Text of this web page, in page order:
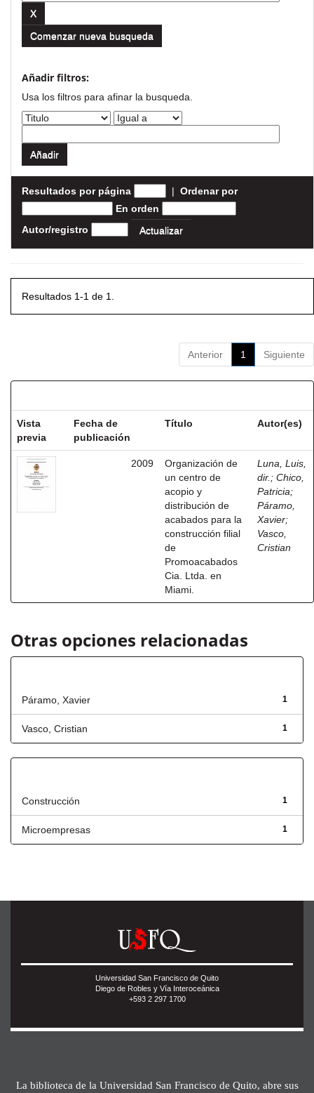
Comenzar nueva busqueda
Añadir filtros:
Usa los filtros para afinar la busqueda.
Resultados por página | Ordenar por
En orden
Autor/registro
Resultados 1-1 de 1.
Anterior 1 Siguiente
Vista
previa
Fecha de
publicación
Título Autor(es)
2009
Organización de
un centro de
acopio y
distribución de
acabados para la
construcción filial
de
Promoacabados
Cia. Ltda. en
Miami.
Luna, Luis,
dir. ; Chico,
Patricia;
Páramo,
Xavier;
Vasco,
Cristian
Otras opciones relacionadas
1
Páramo, Xavier
1
Vasco, Cristian
1
Construcción
1
Microempresas
Universidad San Francisco de Quito
Diego de Robles y Vía Interoceánica
+593 2 297 1700
La biblioteca de la Universidad San Francisco de Quito, abre sus